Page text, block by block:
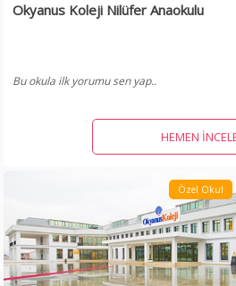
Okyanus Koleji Nilüfer Anaokulu
Bu okula ilk yorumu sen yap..
HEMEN
Özel Okul